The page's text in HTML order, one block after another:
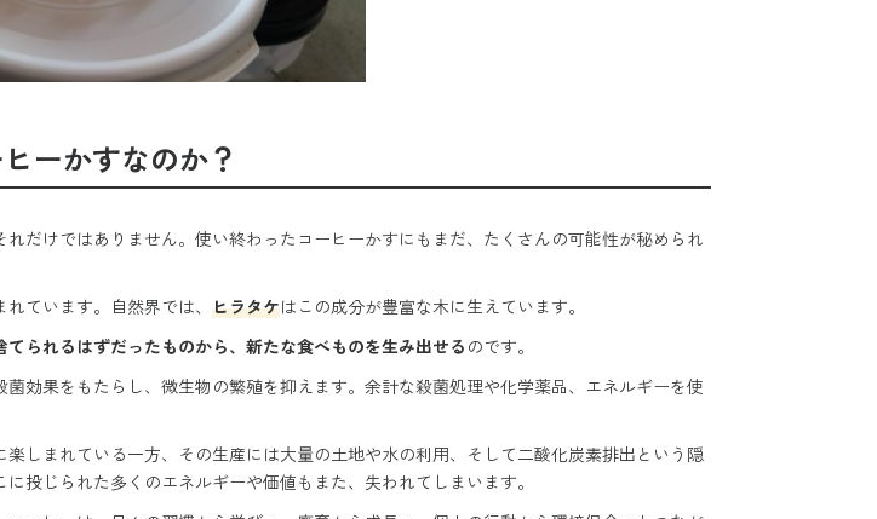
ーかすなのか？
だけではありません。使い終わったコーヒーかすにもまだ、たくさんの可能性が秘められ
ています。自然界では、 ヒラタケはこの成分が豊富な木に生えています。
てられるはずだったものから、新たな食べものを生み出せる のです。
効果をもたらし、微生物の繁殖を抑えます。余計な殺菌処理や化学薬品、エネルギーを使
しまれている一方、その生産には大量の土地や水の利用、そして二酸化炭素排出という隠
投じられた多くのエネルギーや価値もまた、失われてしまいます。